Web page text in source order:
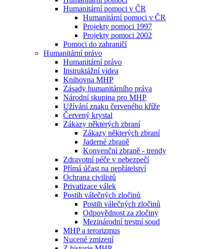
Humanitární pomoci v ČR
Humanitární pomoci v ČR
Projekty pomoci 1997
Projekty pomoci 2002
Pomoci do zahraničí
Humanitární právo
Humanitární právo
Instruktážní videa
Knihovna MHP
Zásady humanitárního práva
Národní skupina pro MHP
Užívání znaku červeného kříže
Červený krystal
Zákazy některých zbraní
Zákazy některých zbraní
Jaderné zbraně
Konvenční zbraně - trendy
Zdravotní péče v nebezpečí
Přímá účast na nepřátelství
Ochrana civilistů
Privatizace válek
Postih válečných zločinů
Postih válečných zločinů
Odpovědnost za zločiny
Mezinárodní trestní soud
MHP a terorizmus
Nucené zmizení